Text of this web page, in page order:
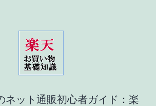
ネット通販初心者ガイド：楽